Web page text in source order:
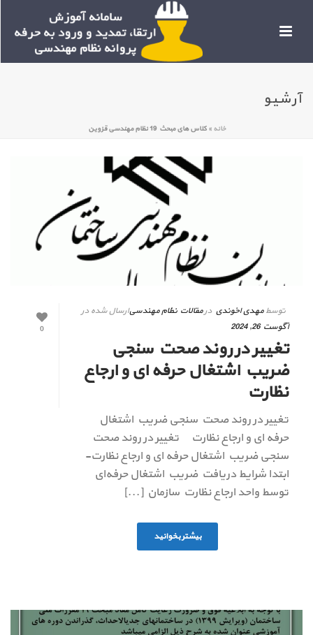
آرشیو
خانه »کلاس های مبحث 19 نظام مهندسی قزوین
0
توسطمهدی اخوندی درمقالات نظام مهندسیارسال شده در
آگوست 26, 2024
تغییر در روند صحت سنجی
ضریب اشتغال حرفه ای و ارجاع
نظارت
تغییر در روند صحت سنجی ضریب اشتغال
حرفه ای و ارجاع نظارت تغییر در روند صحت
سنجی ضریب اشتغال حرفه ای و ارجاع نظارت-
ابتدا شرایط دریافت ضریب اشتغال حرفه‌ای
توسط واحد ارجاع نظارت سازمان [...]
بیشتر بخوانید